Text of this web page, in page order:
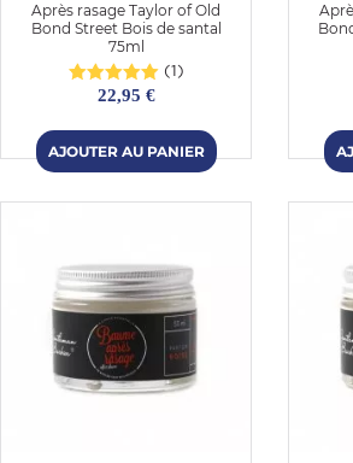
Après rasage Taylor of Old
Bond Street Bois de santal
75ml
(1)
22,95 €